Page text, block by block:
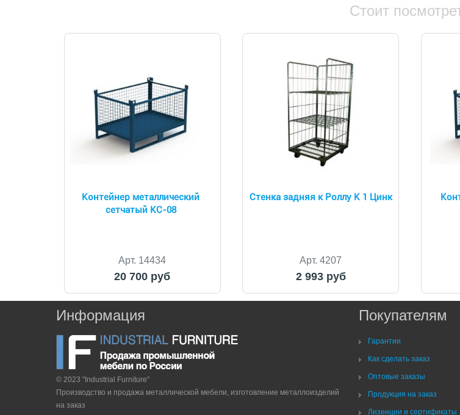
Стоит
Контейнер металлический
сетчатый КС-08
Арт. 14434
20 700 руб
Стенка задняя к Роллу К 1 Цинк
Арт. 4207
2 993 руб
Информация
© 2023 "Industrial Furniture"
Производство и продажа металлической мебели, изготовление металлоизделий
на заказ
Покупателям
Гарантии
Как сделать заказ
Оптовые заказы
Продукция на заказ
Лизенции и сертификаты